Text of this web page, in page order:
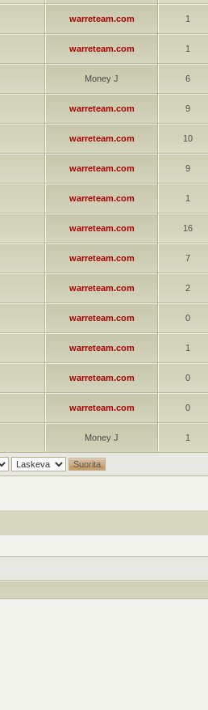
warreteam.com 1
warreteam.com 1
Money J 6
warreteam.com 9
warreteam.com 10
warreteam.com 9
warreteam.com 1
warreteam.com 16
warreteam.com 7
warreteam.com 2
warreteam.com 0
warreteam.com 1
warreteam.com 0
warreteam.com 0
Money J 1